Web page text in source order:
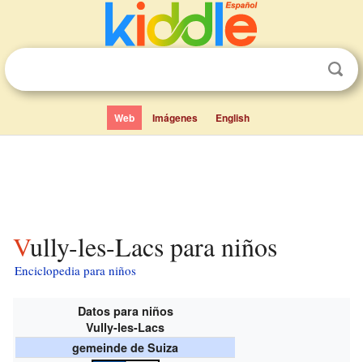
Web Imágenes English
Vully-les-Lacs para niños
Enciclopedia para niños
Datos para niños
Vully-les-Lacs
gemeinde de Suiza